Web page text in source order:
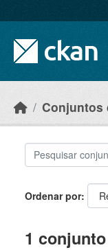
Conjuntos
Ordenar por
1